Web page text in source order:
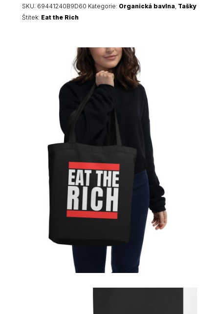
taška
množství
SKU: 69441240B9D60 Kategorie: Organická bavlna Tašky
Štítek: Eat the Rich